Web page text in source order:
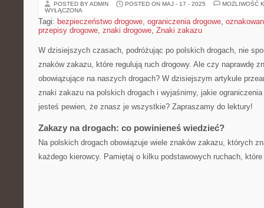
POSTED BY ADMIN POSTED ON MAJ - 17 - 2025
MOŻLIWOŚĆ
WYŁĄCZONA
Tagi: bezpieczeństwo drogowe, ograniczenia drogowe,
przepisy drogowe, znaki drogowe, Znaki zakazu
W dzisiejszych ⁢czasach, podróżując po polskich drogach, nie
znaków zakazu, które regulują ruch drogowy. Ale ‌czy naprawdę
obowiązujące⁤ na ⁤naszych drogach? W dzisiejszym artykule
znaki zakazu na polskich⁣ drogach i‍ wyjaśnimy, jakie​
jesteś pewien, że znasz je wszystkie? Zapraszamy do ⁣lektury!
Zakazy na drogach: co powinieneś wiedzieć?
Na polskich drogach obowiązuje wiele ‍znaków zakazu, których
każdego kierowcy. Pamiętaj o kilku podstawowych ruchach,